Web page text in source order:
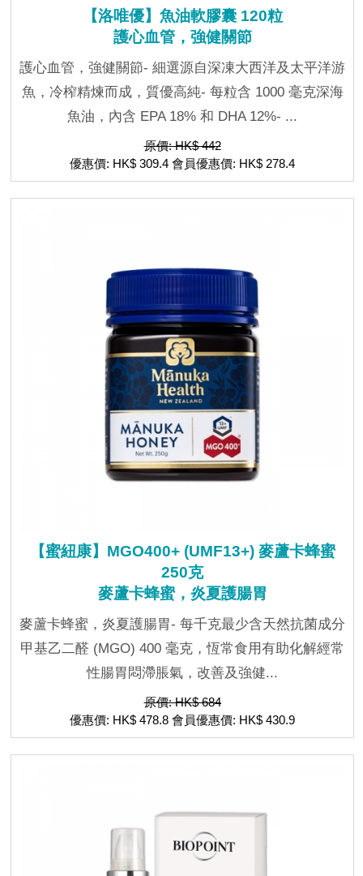
【洛唯優】魚油軟膠囊 120粒
護心血管，強健關節
護心血管，強健關節- 細選源自深凍大西洋及太平洋游
魚，冷榨精煉而成，質優高純- 每粒含 1000 毫克深海
魚油，內含 EPA 18% 和 DHA 12%- ...
原價: HK$ 442
優惠價: HK$ 309.4 會員優惠價: HK$ 278.4
【蜜紐康】MGO400+ (UMF13+) 麥蘆卡蜂蜜
250克
麥蘆卡蜂蜜，炎夏護腸胃
麥蘆卡蜂蜜，炎夏護腸胃- 每千克最少含天然抗菌成分
甲基乙二醛 (MGO) 400 毫克，恆常食用有助化解經常
性腸胃悶滯脹氣，改善及強健...
原價: HK$ 684
優惠價: HK$ 478.8 會員優惠價: HK$ 430.9